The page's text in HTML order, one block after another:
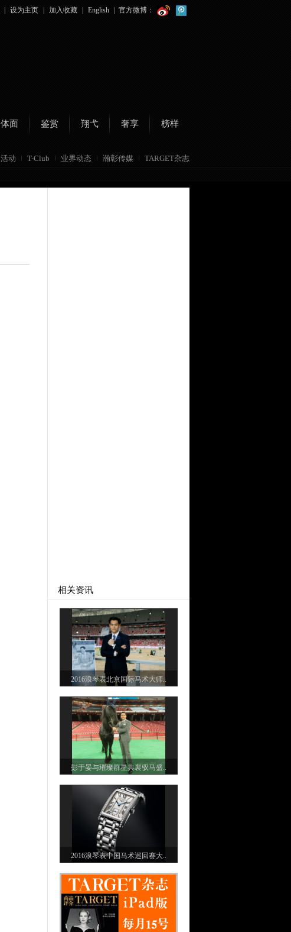
设为主页 加入收藏 English 官方微博：
体面 鉴赏 翔弋 奢享 榜样
活动 T-Club 业界动态 瀚彰传媒 TARGET杂志
相关资讯
2016浪琴表北京国际马术大师..
彭于晏与璀璨群星共襄驭马盛..
2016浪琴表中国马术巡回赛大..